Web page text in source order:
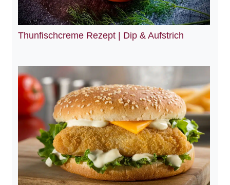
Thunfischcreme Rezept | Dip & Aufstrich